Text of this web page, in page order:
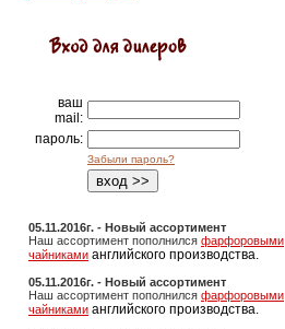
ваш
mail:
пароль:
Забыли пароль?
05.11.2016г. - Новый ассортимент
Наш ассортимент пополнился фарфоровыми
чайниками английского производства.
05.11.2016г. - Новый ассортимент
Наш ассортимент пополнился фарфоровыми
чайниками английского производства.